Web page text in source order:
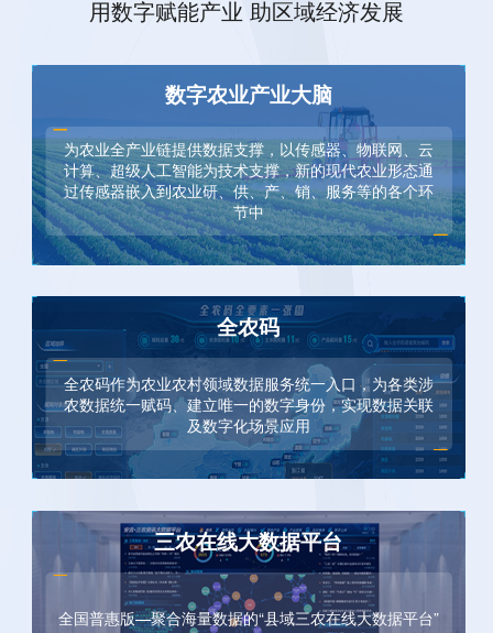
用数字赋能产业 助区域经济发展
数字农业产业大脑
为农业全产业链提供数据支撑，以传感器、物联网、云
计算、超级人工智能为技术支撑，新的现代农业形态通
过传感器嵌入到农业研、供、产、销、服务等的各个环
节中
全农码
全农码作为农业农村领域数据服务统一入口，为各类涉
农数据统一赋码、建立唯一的数字身份，实现数据关联
及数字化场景应用
三农在线大数据平台
全国普惠版—聚合海量数据的“县域三农在线大数据平台”